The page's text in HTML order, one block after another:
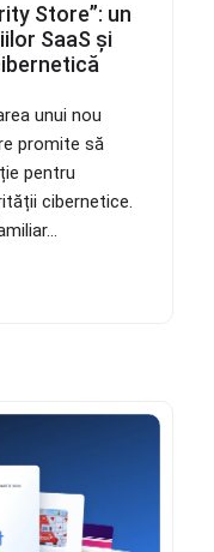
Store”: un
SaaS și
unui nou
promite să
pentru
cibernetice.